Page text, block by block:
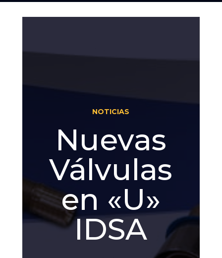
NOTICIAS
Nuevas
Válvulas
en «U»
IDSA